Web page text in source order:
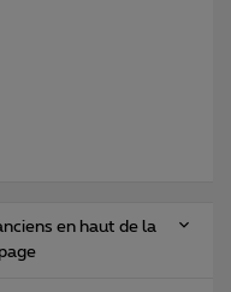
en haut de la
page